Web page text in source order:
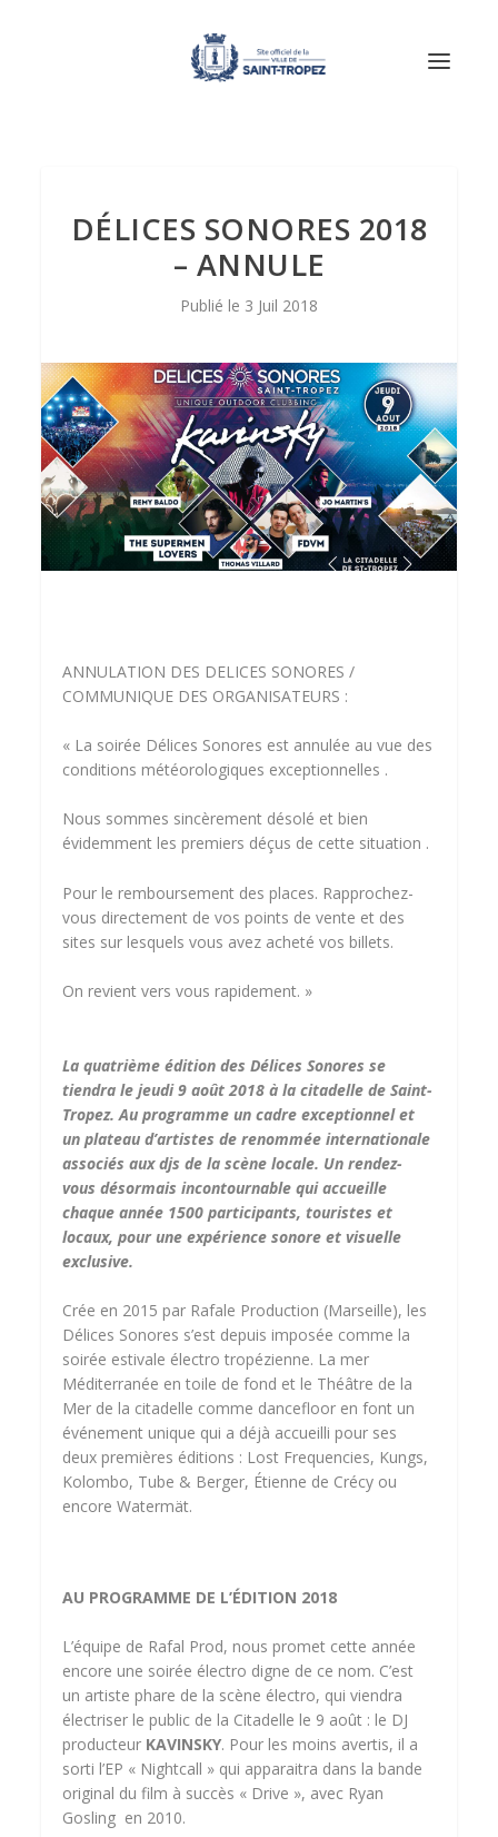
DÉLICES SONORES 2018
– ANNULE
3 Juil 2018
ANNULATION DES DELICES SONORES /
COMMUNIQUE DES ORGANISATEURS :
« La soirée Délices Sonores est annulée au vue des
conditions météorologiques exceptionnelles .
Nous sommes sincèrement désolé et bien
évidemment les premiers déçus de cette situation .
Pour le remboursement des places. Rapprochez-
vous directement de vos points de vente et des
sites sur lesquels vous avez acheté vos billets.
On revient vers vous rapidement. »
La quatrième édition des Délices Sonores se
tiendra le jeudi 9 août 2018 à la citadelle de Saint-
Tropez. Au programme un cadre exceptionnel et
un plateau d’artistes de renommée internationale
associés aux djs de la scène locale. Un rendez-
vous désormais incontournable qui accueille
chaque année 1500 participants, touristes et
locaux, pour une expérience sonore et visuelle
exclusive.
Crée en 2015 par Rafale Production (Marseille), les
Délices Sonores s’est depuis imposée comme la
soirée estivale électro tropézienne. La mer
Méditerranée en toile de fond et le Théâtre de la
Mer de la citadelle comme dancefloor en font un
événement unique qui a déjà accueilli pour ses
deux premières éditions : Lost Frequencies, Kungs,
Kolombo, Tube & Berger, Étienne de Crécy ou
encore Watermät.
AU PROGRAMME DE L’ÉDITION 2018
L’équipe de Rafal Prod, nous promet cette année
encore une soirée électro digne de ce nom. C’est
un artiste phare de la scène électro, qui viendra
électriser le public de la Citadelle le 9 août : le DJ
producteur KAVINSKY. Pour les moins avertis, il a
sorti l’EP « Nightcall » qui apparaitra dans la bande
original du film à succès « Drive », avec Ryan
Gosling en 2010.